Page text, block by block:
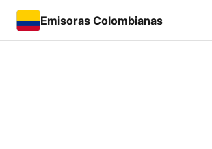
Emisoras Colombianas